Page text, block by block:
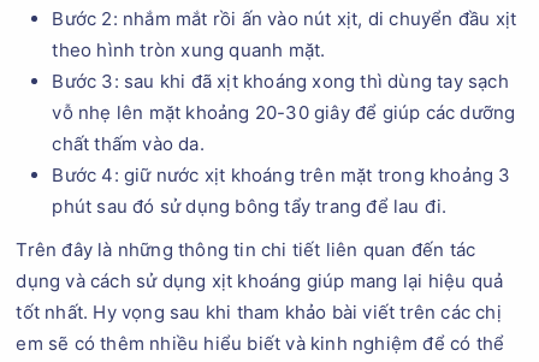
Bước 2: nhắm mắt rồi ấn vào nút xịt, di chuyển đầu xịt
theo hình tròn xung quanh mặt.
Bước 3: sau khi đã xịt khoáng xong thì dùng tay sạch
vỗ nhẹ lên mặt khoảng 20-30 giây để giúp các dưỡng
chất thấm vào da.
Bước 4: giữ nước xịt khoáng trên mặt trong khoảng 3
phút sau đó sử dụng bông tẩy trang để lau đi.
Trên đây là những thông tin chi tiết liên quan đến tác
dụng và cách sử dụng xịt khoáng giúp mang lại hiệu quả
tốt nhất. Hy vọng sau khi tham khảo bài viết trên các chị
em sẽ có thêm nhiều hiểu biết và kinh nghiệm để có thể